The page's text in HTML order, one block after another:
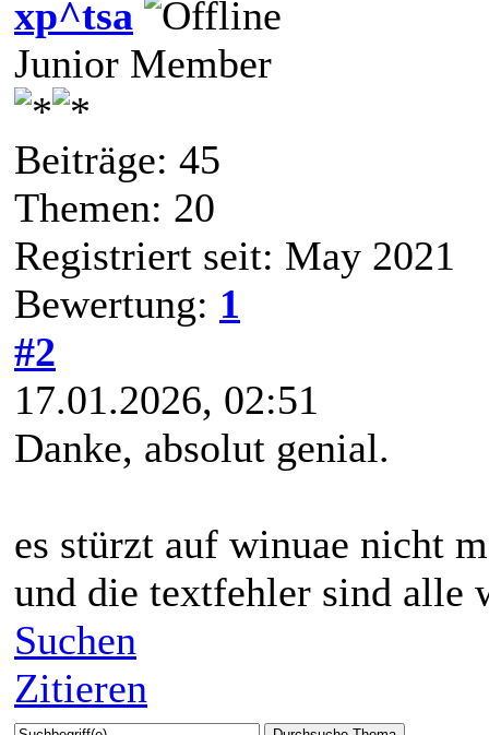
xp^tsa
Junior Member
Beiträge: 45
Themen: 20
Registriert seit: May 2021
Bewertung: 1
#2
17.01.2026, 02:51
Danke, absolut genial.
es stürzt auf winuae nicht
und die textfehler sind alle
Suchen
Zitieren